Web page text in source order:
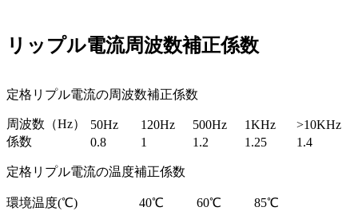
リップル電流周波数補正係数
定格リプル電流の周波数補正係数
周波数（Hz） 50Hz 120Hz 500Hz 1KHz
>10KHz
係数
0.8 1 1.2 1.25 1.4
定格リプル電流の温度補正係数
環境温度(℃) 40℃ 60℃
85℃